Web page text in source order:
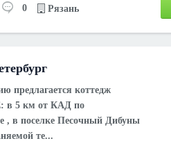
Рязань
0
предлагается коттедж
5 км от КАД по
, в поселке Песочный Дибуны
те...